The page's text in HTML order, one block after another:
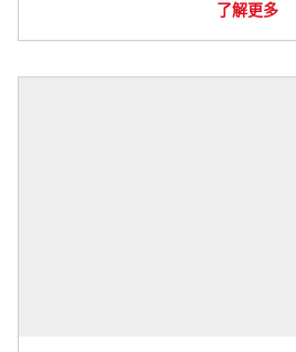
了解更多